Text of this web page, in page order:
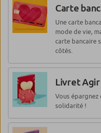
Carte
Une carte
mode de vie,
carte bancaire
côtés.
Livret Agir
Vous épargnez
solidarité !